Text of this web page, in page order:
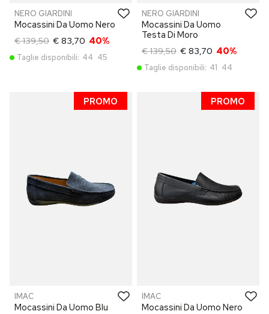
NERO GIARDINI
Mocassini Da Uomo Nero
€ 139,50 € 83,70 40%
Taglie disponibili: 44 45
NERO GIARDINI
Mocassini Da Uomo
Testa Di Moro
€ 139,50 € 83,70 40%
Taglie disponibili: 41 44
PROMO
IMAC
Mocassini Da Uomo Blu
PROMO
IMAC
Mocassini Da Uomo Nero